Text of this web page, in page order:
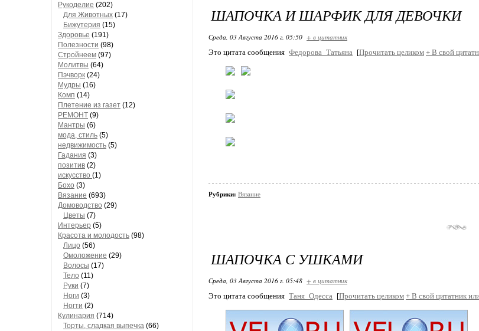
Рукоделие (202)
Для Животных (17)
Бижутерия (15)
Здоровье (191)
Полезности (98)
Стройнеем (97)
Молитвы (64)
Пэчворк (24)
Мудры (16)
Комп (14)
Плетение из газет (12)
РЕМОНТ (9)
Мантры (6)
мода, стиль (5)
недвижимость (5)
Гадания (3)
позитив (2)
искусство (1)
Бохо (3)
Вязание (693)
Домоводство (29)
Цветы (7)
Интерьер (5)
Красота и молодость (98)
Лицо (56)
Омоложение (29)
Волосы (17)
Тело (11)
Руки (7)
Ноги (3)
Ногти (2)
Кулинария (714)
Торты, сладкая выпечка (66)
ШАПОЧКА И ШАРФИК ДЛЯ ДЕВОЧКИ
Среда, 03 Августа 2016 г. 05:50 + в цитатник
Это цитата сообщения Федорова_Татьяна [Прочитать целиком + В свой
Рубрики: Вязание
ШАПОЧКА С УШКАМИ
Среда, 03 Августа 2016 г. 05:48 + в цитатник
Это цитата сообщения Таня_Одесса [Прочитать целиком + В свой цитатник